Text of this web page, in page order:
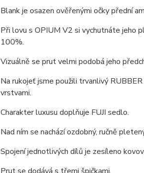
Blank je osazen ověřenými očky přední
Při lovu s OPIUM V2 si vychutnáte jeho
100%.
Vizuálně se prut velmi podobá jeho
Na rukojeť jsme použili trvanlivý
vrstvami.
Charakter luxusu doplňuje FUJI sedlo.
Nad ním se nachází ozdobný, ručně
Spojení jednotlivých dílů je zesíleno